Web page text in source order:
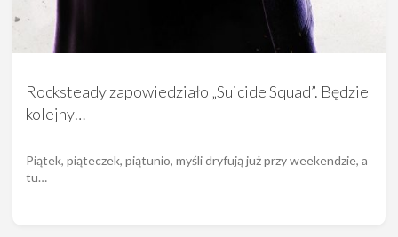
Rocksteady zapowiedziało „Suicide Squad”. Będzie
kolejny…
Piątek, piąteczek, piątunio, myśli dryfują już przy weekendzie, a
tu…